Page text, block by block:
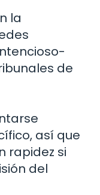
la
de
así que
rapidez si
del